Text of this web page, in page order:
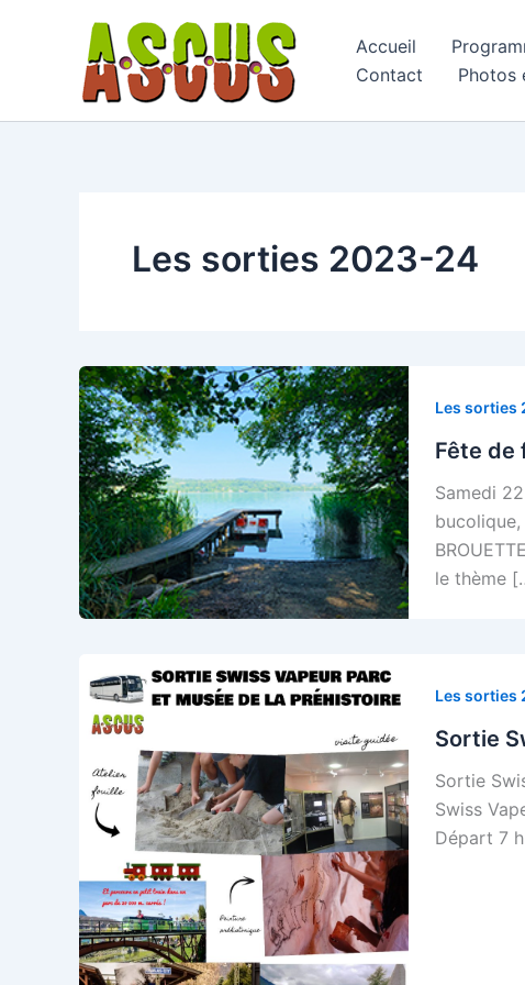
Accueil
Contact
Photos
Les sorties 2023-24
Les sorties
Fête de
Samedi
le thème
Les sorties
Sortie
Sortie
Swiss
Départ 7